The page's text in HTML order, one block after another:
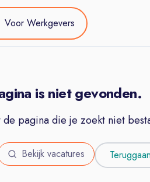
Voor Werkgevers
is niet gevonden.
pagina die je zoekt niet
Bekijk vacatures Teruggaan